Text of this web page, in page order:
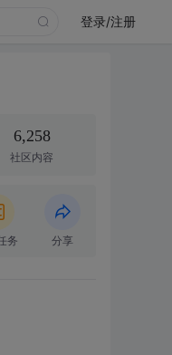
登录/注册
6,258
社区内容
务 分享